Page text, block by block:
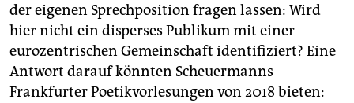
der eigenen Sprechposition fragen lassen: Wird
hier nicht ein disperses Publikum mit einer
eurozentrischen Gemeinschaft identifiziert? Eine
Antwort darauf könnten Scheuermanns
Frankfurter Poetikvorlesungen von 2018 bieten: